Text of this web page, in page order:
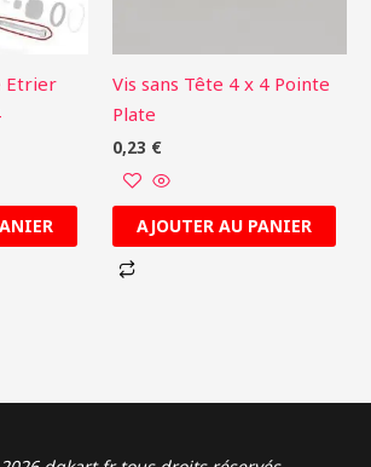
Etrier
Vis sans Tête 4 x 4 Pointe
Plate
0,23 €
AJOUTER AU PANIER